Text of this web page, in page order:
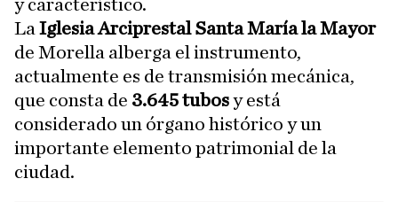
y característico.
La Iglesia Arciprestal Santa María la Mayor
de Morella alberga el instrumento,
actualmente es de transmisión mecánica,
que consta de 3.645 tubosy está
considerado un órgano histórico y un
importante elemento patrimonial de la
ciudad.